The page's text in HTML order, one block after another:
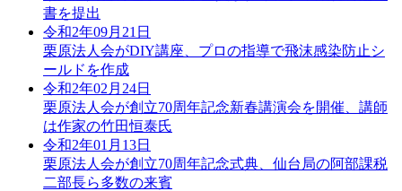
書を提出
令和2年09月21日
栗原法人会がDIY講座、プロの指導で飛沫感染防止シ
ールドを作成
令和2年02月24日
栗原法人会が創立70周年記念新春講演会を開催、講師
は作家の竹田恒泰氏
令和2年01月13日
栗原法人会が創立70周年記念式典、仙台局の阿部課税
二部長ら多数の来賓